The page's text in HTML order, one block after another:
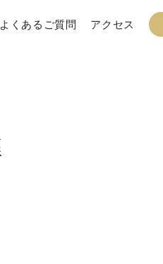
よくあるご質問 アクセス